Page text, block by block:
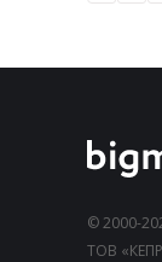
© 2000-
ТОВ